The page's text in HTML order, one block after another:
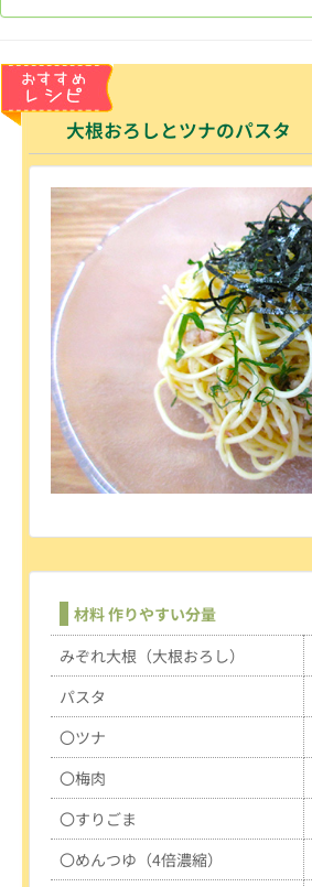
大根おろしとツナのパスタ
材料 作りやすい分量
みぞれ大根 （大根おろし）
パスタ
〇ツナ
〇梅肉
〇すりごま
〇めんつゆ （4倍濃縮）